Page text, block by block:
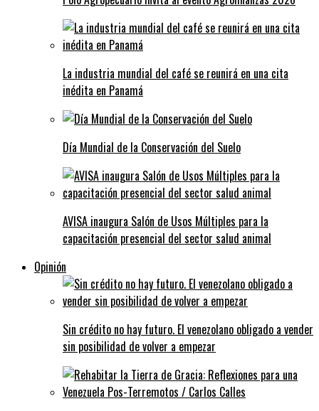
La industria mundial del café se reunirá en una cita
inédita en Panamá
Día Mundial de la Conservación del Suelo
AVISA inaugura Salón de Usos Múltiples para la
capacitación presencial del sector salud animal
Opinión
Sin crédito no hay futuro. El venezolano obligado a vender
sin posibilidad de volver a empezar